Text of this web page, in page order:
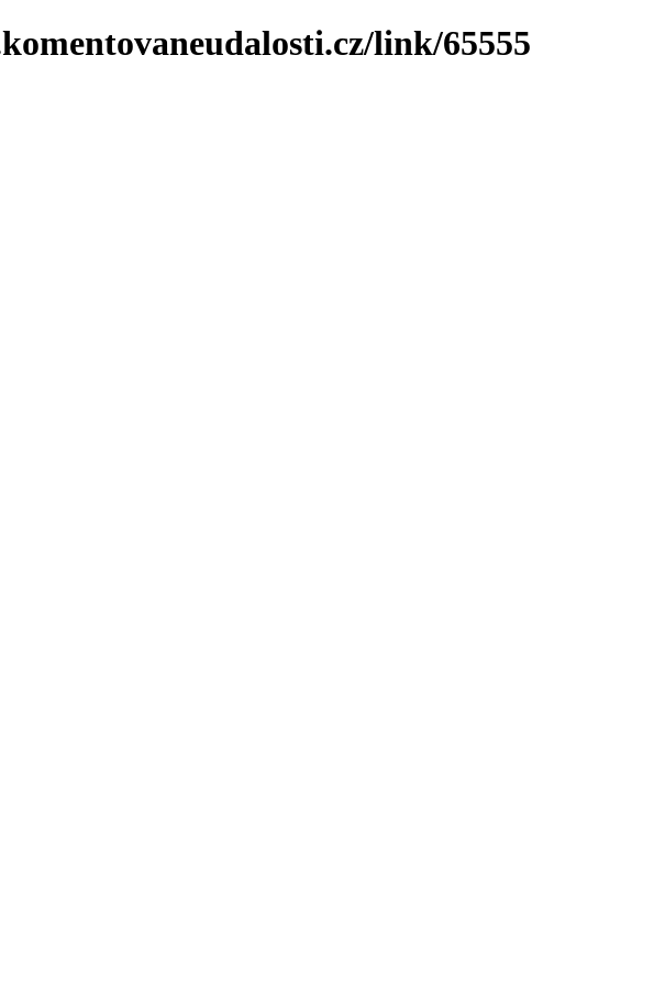
link/65555